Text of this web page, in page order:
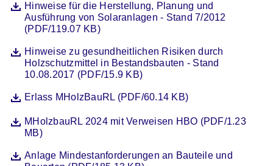
DateiHinweise für die Herstellung, Planung und
Ausführung von Solaranlagen - Stand 7/2012
(PDF/119.07 KB)
Öffnet sich in einem neuen Fenster
DateiHinweise zu gesundheitlichen Risiken durch
Holzschutzmittel in Bestandsbauten - Stand
10.08.2017 (PDF/15.9 KB)
Öffnet sich in einem neuen Fenster
DateiErlass MHolzBauRL (PDF/60.14 KB)
Öffnet sich in einem neuen Fenster
DateiMHolzbauRL 2024 mit Verweisen HBO (PDF/1.23
MB)
Öffnet sich in einem neuen Fenster
DateiAnlage Mindestanforderungen an Bauteile und
Öffnet sich in einem neuen Fenster